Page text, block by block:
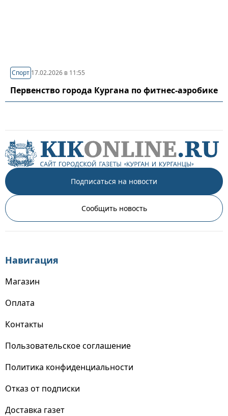
Спорт 17.02.2026 в 11:55
Первенство города Кургана по фитнес-аэробике
Подписаться на новости
Сообщить новость
Навигация
Магазин
Оплата
Контакты
Пользовательское соглашение
Политика конфиденциальности
Отказ от подписки
Доставка газет